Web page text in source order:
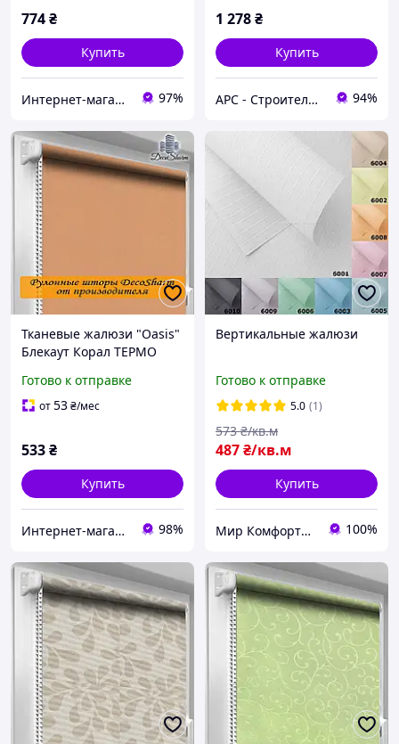
774₴
Купить
Интернет-магазин «Марко» 97%
1 278₴
Купить
АРС - Строительный интернет-гипермаркет 94%
Тканевые жалюзи "Oasis"
Блекаут Корал ТЕРМО
Готово к отправке
от53₴/мес
533₴
Купить
Интернет-магазин Уют 98%
Вертикальные жалюзи
Готово к отправке
5.0 (1)
487₴/кв.м
573 ₴/кв.м
Купить
Мир Комфорта - Ворота, роллеты, автоматика для ворот, жалюзи 100%